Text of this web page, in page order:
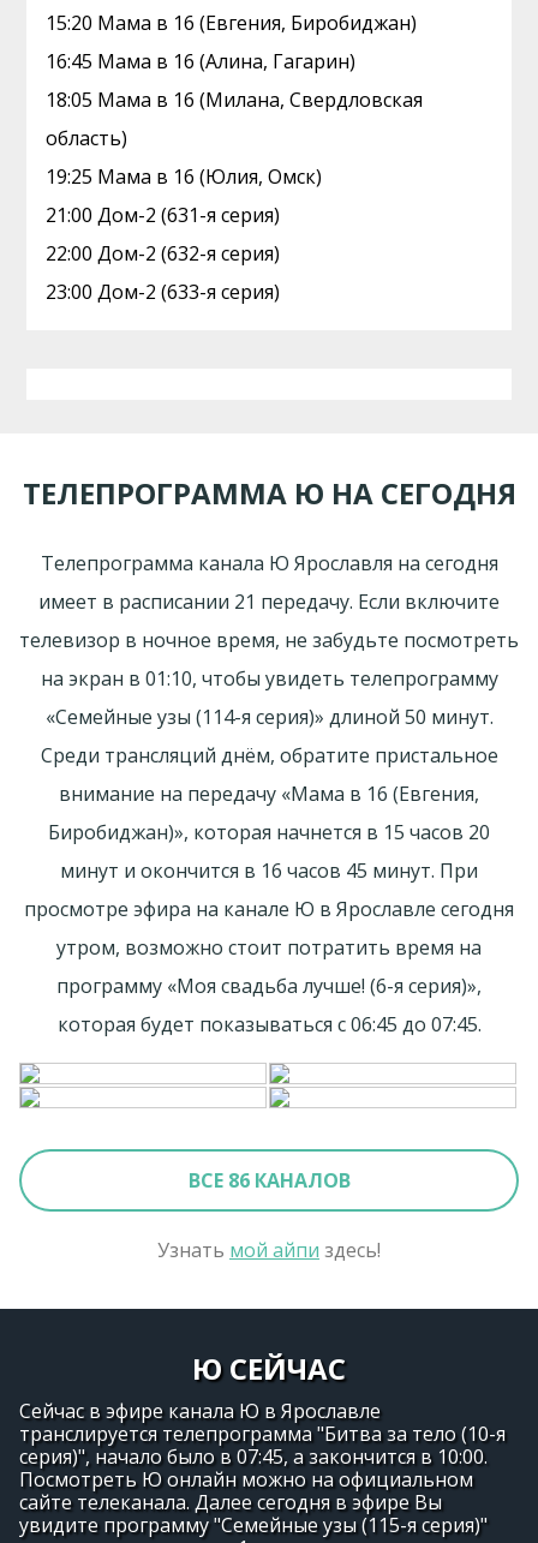
15:20 Мама в 16 (Евгения, Биробиджан)
16:45 Мама в 16 (Алина, Гагарин)
18:05 Мама в 16 (Милана, Свердловская
область)
19:25 Мама в 16 (Юлия, Омск)
21:00 Дом-2 (631-я серия)
22:00 Дом-2 (632-я серия)
23:00 Дом-2 (633-я серия)
ТЕЛЕПРОГРАММА Ю НА СЕГОДНЯ
Телепрограмма канала Ю Ярославля на сегодня
имеет в расписании 21 передачу. Если включите
телевизор в ночное время, не забудьте посмотреть
на экран в 01:10, чтобы увидеть телепрограмму
«Семейные узы (114-я серия)» длиной 50 минут.
Среди трансляций днём, обратите пристальное
внимание на передачу «Мама в 16 (Евгения,
Биробиджан)», которая начнется в 15 часов 20
минут и окончится в 16 часов 45 минут. При
просмотре эфира на канале Ю в Ярославле сегодня
утром, возможно стоит потратить время на
программу «Моя свадьба лучше! (6-я серия)»,
которая будет показываться с 06:45 до 07:45.
ВСЕ 86 КАНАЛОВ
Узнать мой айпи здесь!
Ю СЕЙЧАС
Сейчас в эфире канала Ю в Ярославле
транслируется телепрограмма "Битва за тело (10-я
серия)", начало было в 07:45, а закончится в 10:00.
Посмотреть Ю онлайн можно на официальном
сайте телеканала. Далее сегодня в эфире Вы
увидите программу "Семейные узы (115-я серия)"